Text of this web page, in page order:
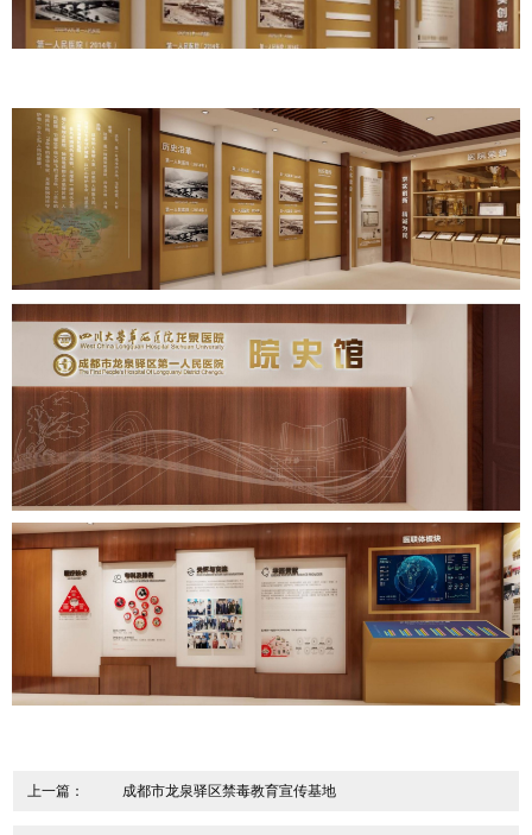
上一篇： 成都市龙泉驿区禁毒教育宣传基地